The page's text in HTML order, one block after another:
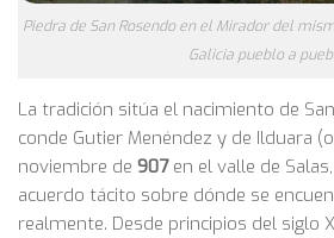
Piedra de San Rosendo en el Mirador del
Galicia pueblo a
La tradición sitúa el nacimiento de
conde Gutier Menéndez y de Ilduara
noviembre de 907en el valle de
acuerdo tácito sobre dónde se
realmente. Desde principios del siglo